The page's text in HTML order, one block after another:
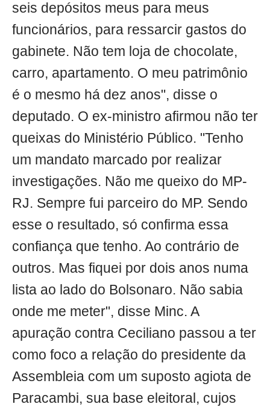
seis depósitos meus para meus
funcionários, para ressarcir gastos do
gabinete. Não tem loja de chocolate,
carro, apartamento. O meu patrimônio
é o mesmo há dez anos", disse o
deputado. O ex-ministro afirmou não ter
queixas do Ministério Público. "Tenho
um mandato marcado por realizar
investigações. Não me queixo do MP-
RJ. Sempre fui parceiro do MP. Sendo
esse o resultado, só confirma essa
confiança que tenho. Ao contrário de
outros. Mas fiquei por dois anos numa
lista ao lado do Bolsonaro. Não sabia
onde me meter", disse Minc. A
apuração contra Ceciliano passou a ter
como foco a relação do presidente da
Assembleia com um suposto agiota de
Paracambi, sua base eleitoral, cujos